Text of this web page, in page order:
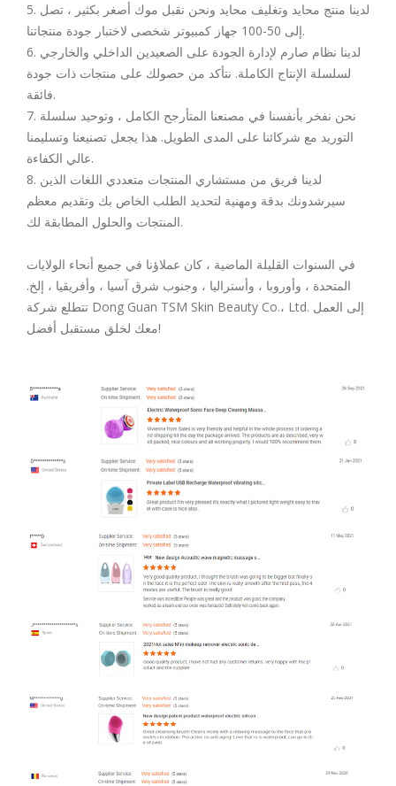
5. لدينا منتج محايد وتغليف محايد ونحن نقبل موك أصغر بكثير ، تصل
إلى 50-100 جهاز كمبيوتر شخصى لاختبار جودة منتجاتنا.
6. لدينا نظام صارم لإدارة الجودة على الصعيدين الداخلي والخارجي
لسلسلة الإنتاج الكاملة. نتأكد من حصولك على منتجات ذات جودة
فائقة.
7. نحن نفخر بأنفسنا في مصنعنا المتأرجح الكامل ، وتوحيد سلسلة
التوريد مع شركائنا على المدى الطويل. هذا يجعل تصنيعنا وتسليمنا
عالي الكفاءة.
8. لدينا فريق من مستشاري المنتجات متعددي اللغات الذين
سيرشدونك بدقة ومهنية لتحديد الطلب الخاص بك وتقديم معظم
المنتجات والحلول المطابقة لك.
في السنوات القليلة الماضية ، كان عملاؤنا في جميع أنحاء الولايات
المتحدة ، وأوروبا ، وأستراليا ، وجنوب شرق آسيا ، وأفريقيا ، إلخ.
تتطلع شركة Dong Guan TSM Skin Beauty Co.، Ltd. إلى العمل
معك لخلق مستقبل أفضل!